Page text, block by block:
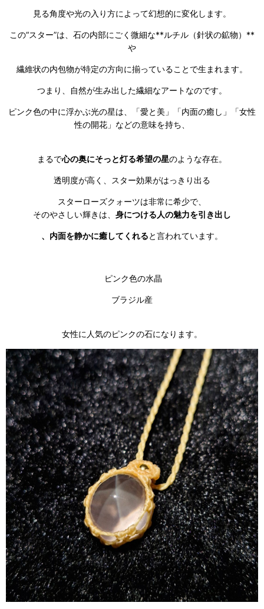
見る角度や光の入り方によって幻想的に変化します。
この“スター”は、石の内部にごく微細な**ルチル（針状の鉱物）**
や
繊維状の内包物が特定の方向に揃っていることで生まれます。
つまり、自然が生み出した繊細なアートなのです。
ピンク色の中に浮かぶ光の星は、「愛と美」「内面の癒し」「女性
性の開花」などの意味を持ち、
まるで心の奥にそっと灯る希望の星のような存在。
透明度が高く、スター効果がはっきり出る
スターローズクォーツは非常に希少で、
そのやさしい輝きは、 身につける人の魅力を引き出し
、内面を静かに癒してくれると言われています。
ピンク色の水晶
ブラジル産
女性に人気のピンクの石になります。